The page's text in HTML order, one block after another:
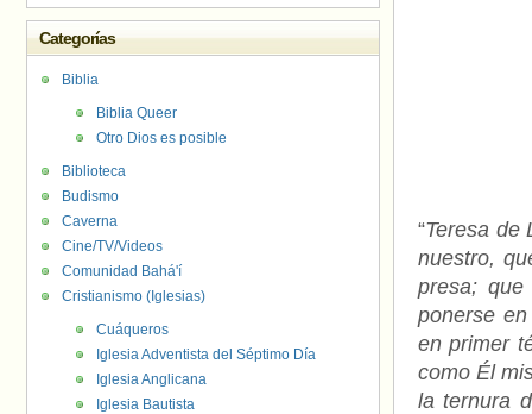
“Teresa de
nuestro,
presa;
ponerse
en primer
como Él
la ternura
Categorías
Biblia
Biblia Queer
Otro Dios es posible
Biblioteca
Budismo
Caverna
Cine/TV/Videos
Comunidad Bahá'í
Cristianismo (Iglesias)
Cuáqueros
Iglesia Adventista del Séptimo Día
Iglesia Anglicana
Iglesia Bautista